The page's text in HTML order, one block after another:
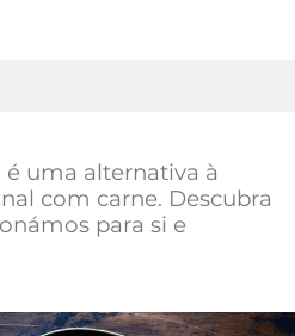
uma alternativa à
com carne. Descubra
para si e